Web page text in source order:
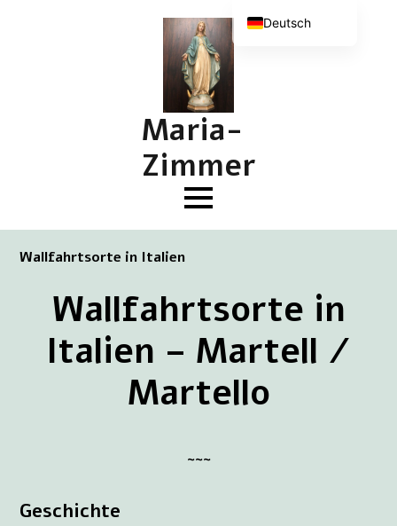
Maria-
Zimmer
Wallfahrtsorte in Italien
Wallfahrtsorte in
Italien – Martell /
Martello
~~~
Geschichte
Deutsch